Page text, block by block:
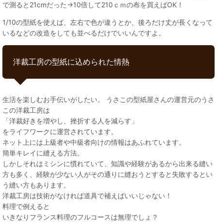
で測ると21cmだった→10倍して210ｃｍの布を買えばOK！
1/10の型紙を使えば、左右で色が違うとか、後ろだけ丈が長くなって
いるなどの改造をしても並べるだけでいいんですよ。
洋裁工房の型紙に込められた情熱
生活を楽しむお手伝いがしたい。 うさこの型紙屋さんの運営元のうさ
この洋裁工房は
「洋裁好きを増やし、挫折する人を減らす」
をライフワークに運営されています。
ネット上には上級者や中級者向けの情報はあふれています。
簡単キレイに縫える方法。
しかしそれはミシンに慣れていて、知識や経験があるから出来る縫い
方も多く、経験が少ない人がその通りに縫おうとすると失敗するとい
う縫い方もあります。
洋裁工房は技術がなければ道具で補えばいいじゃない！
料理で例えると
いきなりフランス料理のフルコースは無理でしょ？